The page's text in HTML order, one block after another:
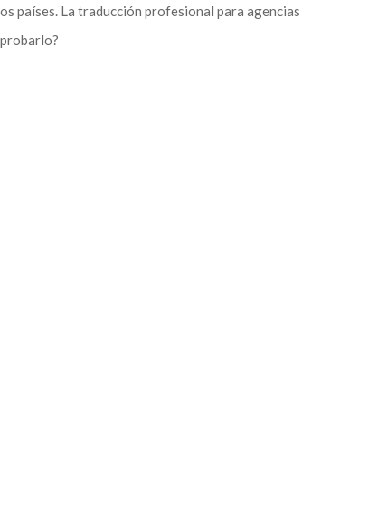
países. La traducción profesional para agencias